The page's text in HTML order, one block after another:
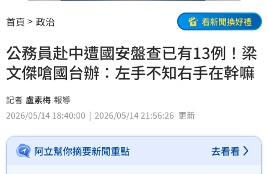
首頁 政治 看新聞換好禮
公務員赴中遭國安盤查已有13例！梁
文傑嗆國台辦：左手不知右手在幹嘛
記者 盧素梅 報導
2026/05/14 18:40:00
2026/05/14 21:56:26 更新
阿立幫你摘要新聞重點 去看看